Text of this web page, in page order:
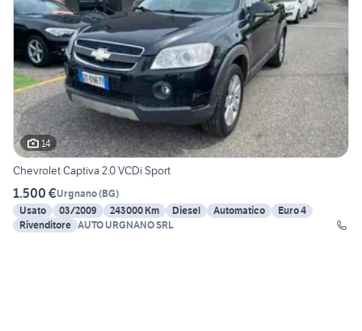
14
Chevrolet Captiva 2.0 VCDi Sport
1.500 €Urgnano(BG)
Usato
03/2009 243000 Km Diesel Automatico
Euro 4
Rivenditore AUTO URGNANO SRL